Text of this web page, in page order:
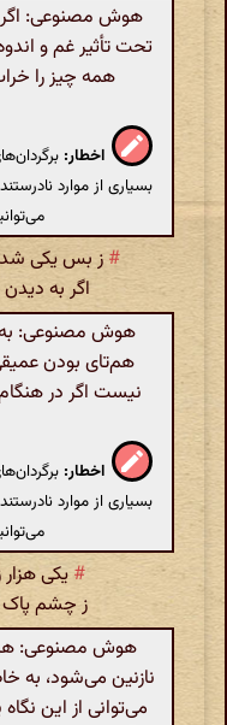
هوش مصنوعی: اگر
تحت تأثیر غم و
همه چیز را
اخطار:
بسیاری از موارد
#ز بس یکی
اگر به
هوش مصنوعی: به
هم‌تای بودن
نیست اگر در
اخطار:
بسیاری از موارد
# یکی
ز چشم پاک
هوش مصنوعی: هر
نازنین می‌شود، به
می‌توانی از این